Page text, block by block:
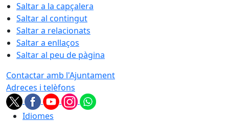
Saltar a la capçalera
Saltar al contingut
Saltar a relacionats
Saltar a enllaços
Saltar al peu de pàgina
Contactar amb l'Ajuntament
Adreces i telèfons
Idiomes